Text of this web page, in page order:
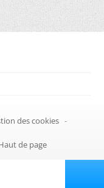
des cookies -
de page